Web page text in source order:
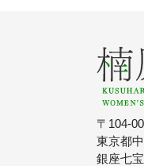
〒104-
東京都
銀座七